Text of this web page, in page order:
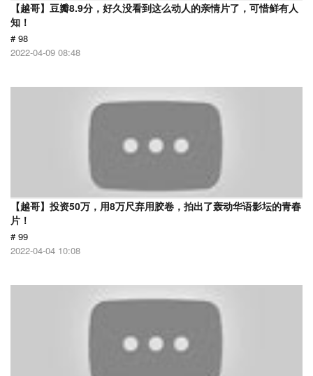
【越哥】豆瓣8.9分，好久没看到这么动人的亲情片了，可惜鲜有人
知！
# 98
2022-04-09 08:48
【越哥】投资50万，用8万尺弃用胶卷，拍出了轰动华语影坛的青春
片！
# 99
2022-04-04 10:08